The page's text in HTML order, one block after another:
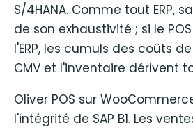
S/4HANA. Comme tout ERP,
de son exhaustivité ; si le
l'ERP, les cumuls des coûts
CMV et l'inventaire dérivent
Oliver POS sur
l'intégrité de SAP B1. Les